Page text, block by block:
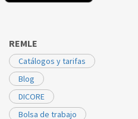
REMLE
Catálogos y tarifas
Blog
DICORE
Bolsa de trabajo